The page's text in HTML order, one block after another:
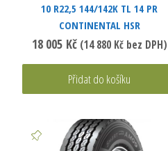
10 R22,5 144/142K TL 14 PR
CONTINENTAL HSR
18 005 Kč (14 880 Kčbez DPH)
Přidat do košíku